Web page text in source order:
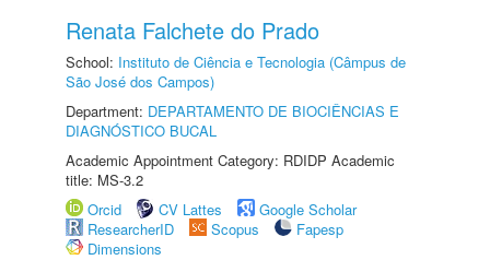
Renata Falchete do Prado
School: Instituto de Ciência e Tecnologia (Câmpus de
São José dos Campos)
Department: DEPARTAMENTO DE BIOCIÊNCIAS E
DIAGNÓSTICO BUCAL
Academic Appointment Category: RDIDP Academic
title: MS-3.2
Orcid
CV Lattes
Google Scholar
ResearcherID
Scopus
Fapesp
Dimensions